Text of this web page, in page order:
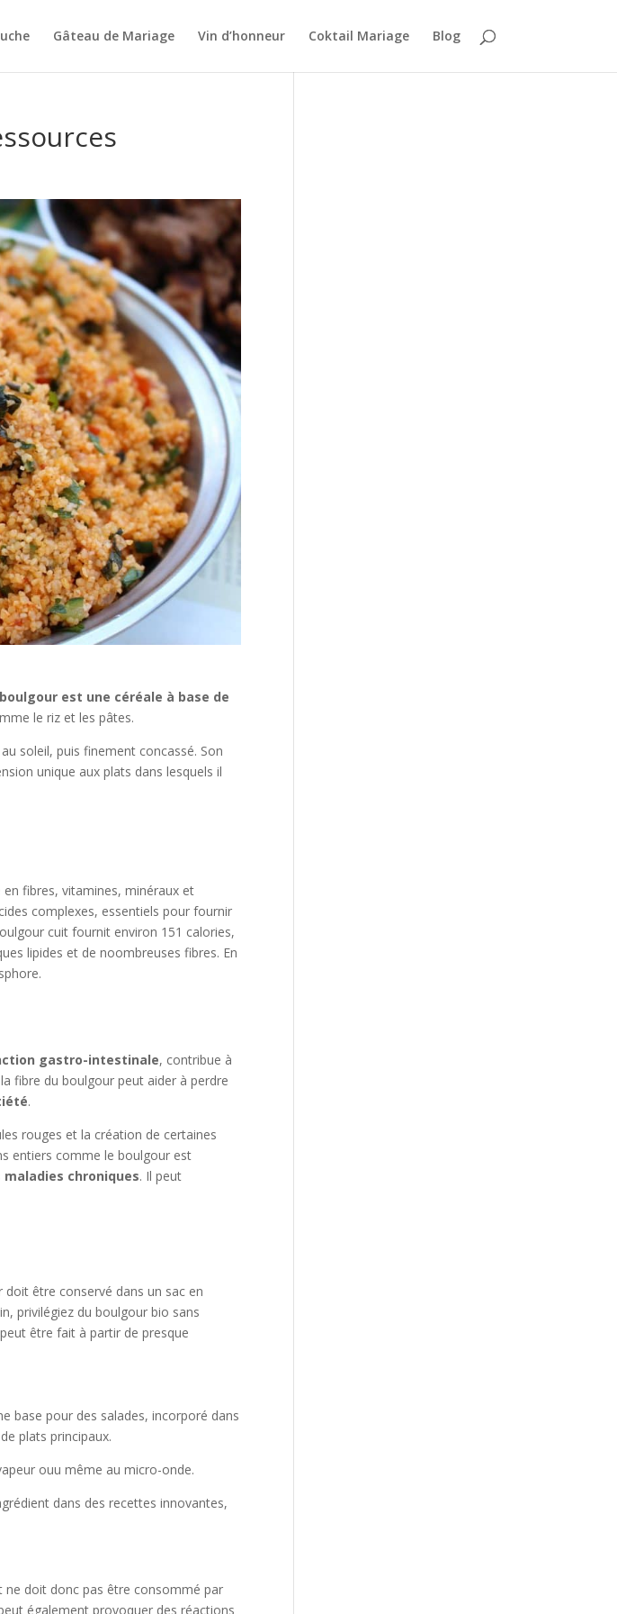
Gâteau de Mariage Vin d’honneur Coktail Mariage Blog
boulgour est une céréale à base de
le riz et les pâtes.
soleil, puis finement concassé. Son
unique aux plats dans lesquels il
fibres, vitamines, minéraux et
complexes, essentiels pour fournir
cuit fournit environ 151 calories,
lipides et de noombreuses fibres. En
gastro-intestinale, contribue à
fibre du boulgour peut aider à perdre
.
rouges et la création de certaines
entiers comme le boulgour est
chroniques. Il peut
être conservé dans un sac en
privilégiez du boulgour bio sans
être fait à partir de presque
base pour des salades, incorporé dans
plats principaux.
ouu même au micro-onde.
dans des recettes innovantes,
ne doit donc pas être consommé par
également provoquer des réactions